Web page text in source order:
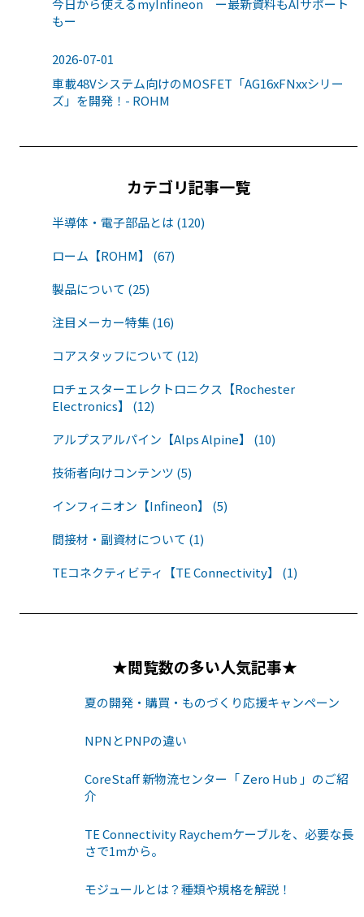
今日から使えるmyInfineon ー最新資料もAIサポート
もー
2026-07-01
車載48Vシステム向けのMOSFET「AG16xFNxxシリー
ズ」を開発！- ROHM
カテゴリ記事一覧
半導体・電子部品とは (120)
ローム【ROHM】 (67)
製品について (25)
注目メーカー特集 (16)
コアスタッフについて (12)
ロチェスターエレクトロニクス【Rochester
Electronics】 (12)
アルプスアルパイン【Alps Alpine】 (10)
技術者向けコンテンツ (5)
インフィニオン【Infineon】 (5)
間接材・副資材について (1)
TEコネクティビティ【TE Connectivity】 (1)
★閲覧数の多い人気記事★
夏の開発・購買・ものづくり応援キャンペーン
NPNとPNPの違い
CoreStaff 新物流センター「 Zero Hub 」のご紹
介
TE Connectivity Raychemケーブルを、必要な長
さで1mから。
モジュールとは？種類や規格を解説！